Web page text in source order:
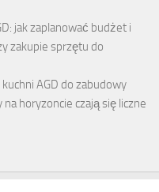
jak zaplanować budżet i
zakupie sprzętu do
AGD do zabudowy
horyzoncie czają się liczne